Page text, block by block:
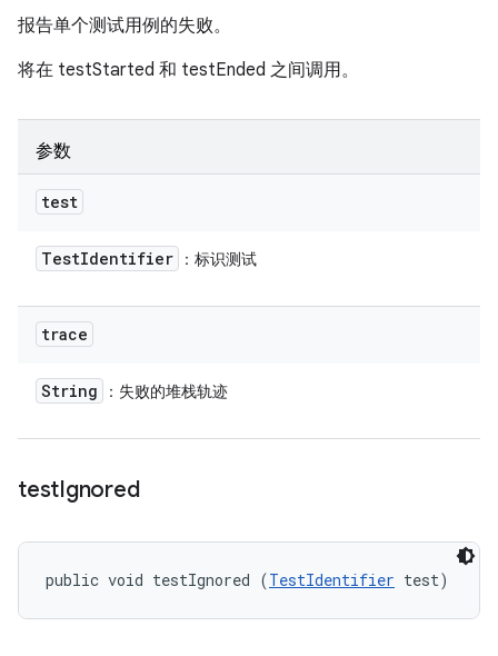
报告单个测试用例的失败。
将在 testStarted 和 testEnded 之间调用。
参数
test
TestIdentifier ：标识测试
trace
String ：失败的堆栈轨迹
testIgnored
public void testIgnored (TestIdentifier test)